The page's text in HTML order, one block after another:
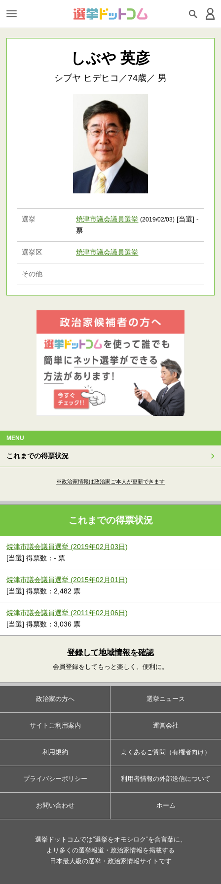
しぶや 英彦
シブヤ ヒデヒコ／74歳／ 男
選挙 焼津市議会議員選挙 (2019/02/03) [当選] -
票
選挙区 焼津市議会議員選挙
その他
MENU
これまでの得票状況
※政治家情報は政治家ご本人が更新できます
これまでの得票状況
焼津市議会議員選挙 (2019年02月03日)
[当選] 得票数：- 票
焼津市議会議員選挙 (2015年02月01日)
[当選] 得票数：2,482 票
焼津市議会議員選挙 (2011年02月06日)
[当選] 得票数：3,036 票
登録して地域情報を確認
会員登録をしてもっと楽しく、便利に。
政治家の方へ 選挙ニュース
サイトご利用案内 運営会社
利用規約 よくあるご質問（有権者向け）
プライバシーポリシー 利用者情報の外部送信について
お問い合わせ ホーム
選挙ドットコムでは”選挙をオモシロク”を合言葉に、
より多くの選挙報道・政治家情報を掲載する
日本最大級の選挙・政治家情報サイトです